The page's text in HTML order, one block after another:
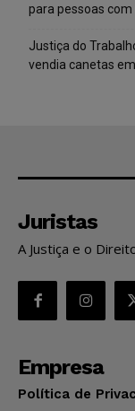
para pessoas
Justiça do
vendia canetas
Juristas
A Justiça e o
Empresa
Política de